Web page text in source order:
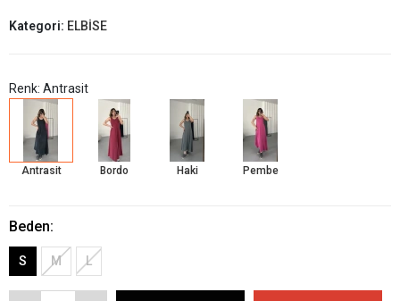
Kategori: ELBİSE
Renk: Antrasit
Antrasit Bordo Haki Pembe
Beden:
S M L